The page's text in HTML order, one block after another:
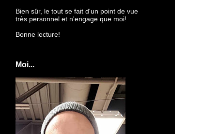
Bien sûr, le tout se fait d'un point de vue
très personnel et n'engage que moi!
Bonne lecture!
Moi...